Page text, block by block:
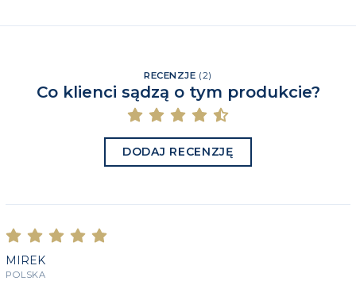
RECENZJE (2)
Co klienci sądzą o tym produkcie?
DODAJ RECENZJĘ
MIREK
POLSKA